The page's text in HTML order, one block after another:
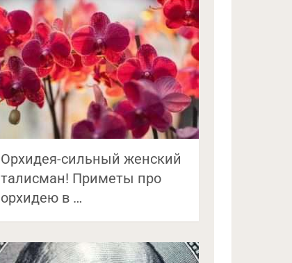
Орхидея-сильный женский
талисман! Приметы про
орхидею в …